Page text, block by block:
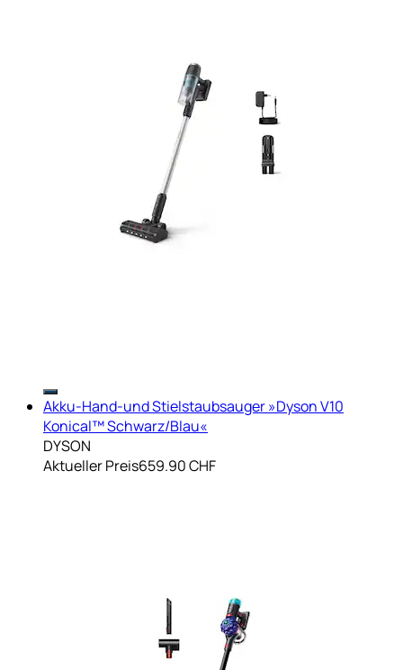
Akku-Hand-und Stielstaubsauger »Dyson V10
Konical™ Schwarz/Blau«
DYSON
Aktueller Preis659.90 CHF